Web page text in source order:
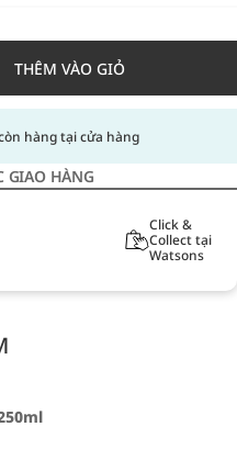
THÊM VÀO GIỎ
hàng tại cửa hàng
GIAO HÀNG
Click &
Collect tại
Watsons